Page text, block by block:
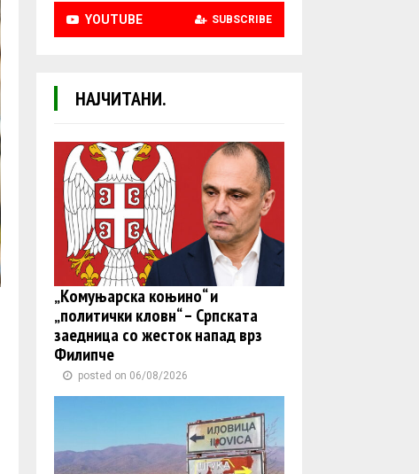
YOUTUBE SUBSCRIBE
НАЈЧИТАНИ.
„Комуњарска коњино“ и
„политички кловн“ – Српската
заедница со жесток напад врз
Филипче
posted on 06/08/2026